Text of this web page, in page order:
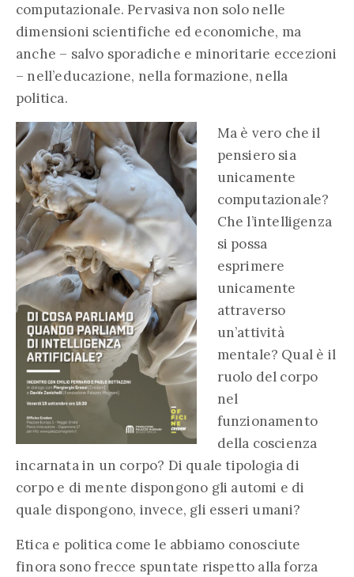
computazionale. Pervasiva non solo nelle
dimensioni scientifiche ed economiche, ma
anche – salvo sporadiche e minoritarie eccezioni
– nell’educazione, nella formazione, nella
politica.
Ma è vero che il
pensiero sia
unicamente
computazionale?
Che l’intelligenza
si possa
esprimere
unicamente
attraverso
un’attività
mentale? Qual è il
ruolo del corpo
nel
funzionamento
della coscienza
incarnata in un corpo? Di quale tipologia di
corpo e di mente dispongono gli automi e di
quale dispongono, invece, gli esseri umani?
Etica e politica come le abbiamo conosciute
finora sono frecce spuntate rispetto alla forza